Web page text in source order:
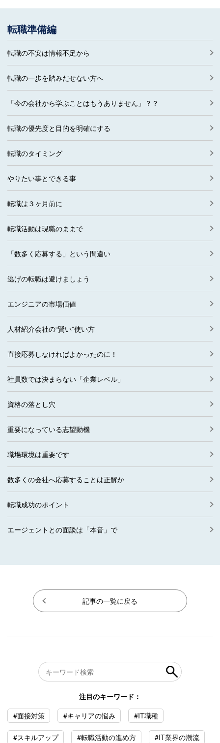
転職準備編
転職の不安は情報不足から
転職の一歩を踏みだせない方へ
「今の会社から学ぶことはもうありません」？？
転職の優先度と目的を明確にする
転職のタイミング
やりたい事とできる事
転職は３ヶ月前に
転職活動は現職のままで
「数多く応募する」という間違い
逃げの転職は避けましょう
エンジニアの市場価値
人材紹介会社の“賢い”使い方
直接応募しなければよかったのに！
社員数では決まらない「企業レベル」
資格の落とし穴
重要になっている志望動機
職場環境は重要です
数多くの会社へ応募することは正解か
転職成功のポイント
エージェントとの面談は「本音」で
記事の一覧に戻る
注目のキーワード：
#面接対策
#キャリアの悩み #IT職種
#スキルアップ #転職活動の進め方 #IT業界の潮流